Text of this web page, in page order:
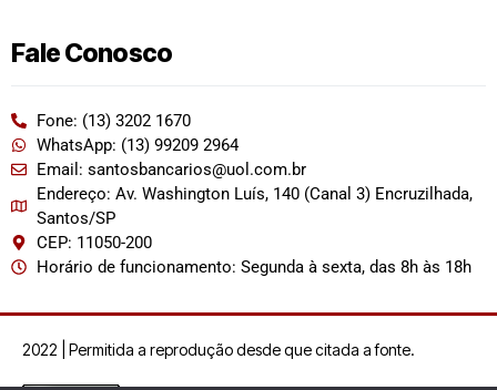
Fale Conosco
Fone: (13) 3202 1670
WhatsApp: (13) 99209 2964
Email: santosbancarios@uol.com.br
Endereço: Av. Washington Luís, 140 (Canal 3) Encruzilhada,
Santos/SP
CEP: 11050-200
Horário de funcionamento: Segunda à sexta, das 8h às 18h
2022 | Permitida a reprodução desde que citada a fonte.